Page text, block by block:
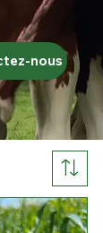
nous